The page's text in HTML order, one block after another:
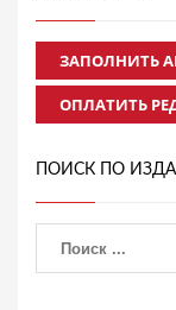
ЗАПОЛНИТЬ
ОПЛАТИТЬ
ПОИСК ПО